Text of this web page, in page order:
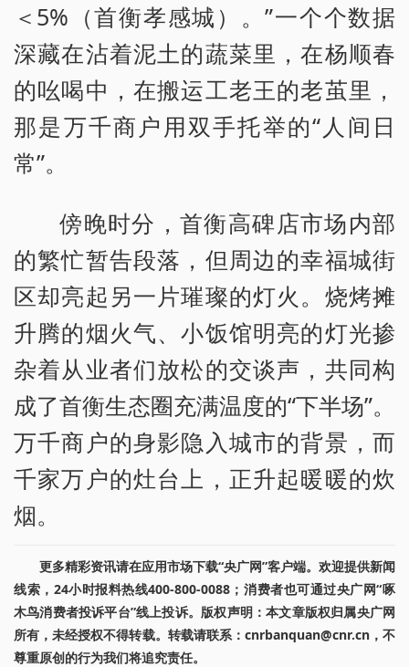
＜5%（首衡孝感城）。”一个个数据
深藏在沾着泥土的蔬菜里，在杨顺春
的吆喝中，在搬运工老王的老茧里，
那是万千商户用双手托举的“人间日
常”。
傍晚时分，首衡高碑店市场内部
的繁忙暂告段落，但周边的幸福城街
区却亮起另一片璀璨的灯火。烧烤摊
升腾的烟火气、小饭馆明亮的灯光掺
杂着从业者们放松的交谈声，共同构
成了首衡生态圈充满温度的“下半场”。
万千商户的身影隐入城市的背景，而
千家万户的灶台上，正升起暖暖的炊
烟。
更多精彩资讯请在应用市场下载“央广网”客户端。欢迎提供新闻
线索，24小时报料热线400-800-0088；消费者也可通过央广网“啄
木鸟消费者投诉平台”线上投诉。版权声明：本文章版权归属央广网
所有，未经授权不得转载。转载请联系：cnrbanquan@cnr.cn，不
尊重原创的行为我们将追究责任。